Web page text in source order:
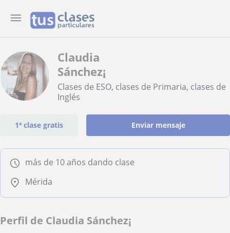
Claudia
Sánchez¡
Clases de ESO, clases de Primaria, clases de
Inglés
1ª clase gratis Enviar mensaje
más de 10 años dando clase
Mérida
Perfil de Claudia Sánchez¡